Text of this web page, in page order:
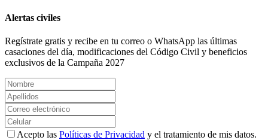
Alertas civiles
Regístrate gratis y recibe en tu correo o WhatsApp las últimas
casaciones del día, modificaciones del Código Civil y beneficios
exclusivos de la Campaña 2027
Acepto las Políticas de Privacidad y el tratamiento de mis datos.